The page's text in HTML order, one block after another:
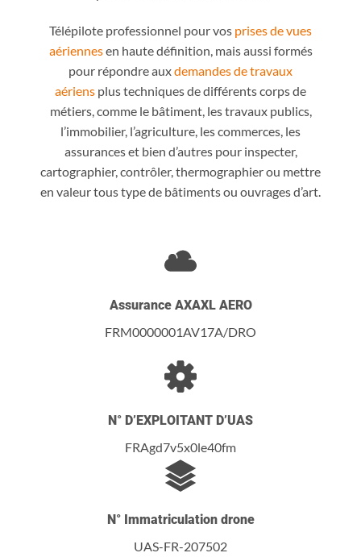
Télépilote professionnel pour vos prises de vues
aériennesen haute définition, mais aussi formés
pour répondre auxdemandes de travaux
aériens plus techniques de différents corps de
métiers, comme le bâtiment, les travaux publics,
l’immobilier, l’agriculture, les commerces, les
assurances et bien d’autres pour inspecter,
cartographier, contrôler, thermographier ou mettre
en valeur tous type de bâtiments ou ouvrages d’art.
Assurance AXAXL AERO
FRM0000001AV17A/DRO
N° D’EXPLOITANT D’UAS
FRAgd7v5x0le40fm
N° Immatriculation drone
UAS-FR-207502